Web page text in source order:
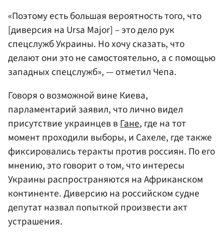
«Поэтому есть большая вероятность того, что
[диверсия на Ursa Major] – это дело рук
спецслужб Украины. Но хочу сказать, что
делают они это не самостоятельно, а с помощью
западных спецслужб», — отметил Чепа.
Говоря о возможной вине Киева,
парламентарий заявил, что лично видел
присутствие украинцев вГане, где на тот
момент проходили выборы, и Сахеле, где также
фиксировались теракты против россиян. По его
мнению, это говорит о том, что интересы
Украины распространяются на Африканском
континенте. Диверсию на российском судне
депутат назвал попыткой произвести акт
устрашения.